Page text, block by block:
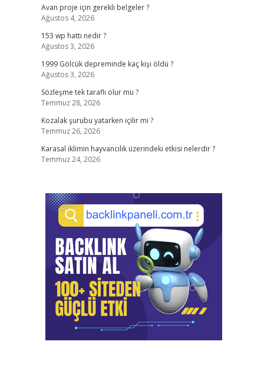
Avan proje için gerekli belgeler ?
Ağustos 4, 2026
153 wp hattı nedir ?
Ağustos 3, 2026
1999 Gölcük depreminde kaç kişi öldü ?
Ağustos 3, 2026
Sözleşme tek taraflı olur mu ?
Temmuz 28, 2026
Kozalak şurubu yatarken içilir mi ?
Temmuz 26, 2026
Karasal iklimin hayvancılık üzerindeki etkisi nelerdir ?
Temmuz 24, 2026